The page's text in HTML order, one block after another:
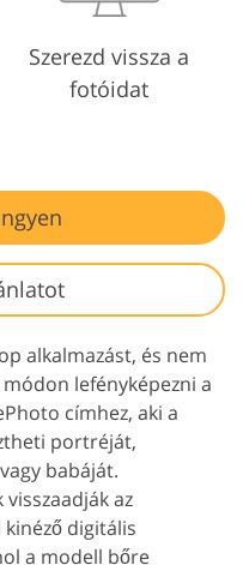
Szerezd vissza a
fotóidat
alkalmazást, és nem
lefényképezni a
címhez, aki a
portréját,
babáját.
az
digitális
a modell bőre